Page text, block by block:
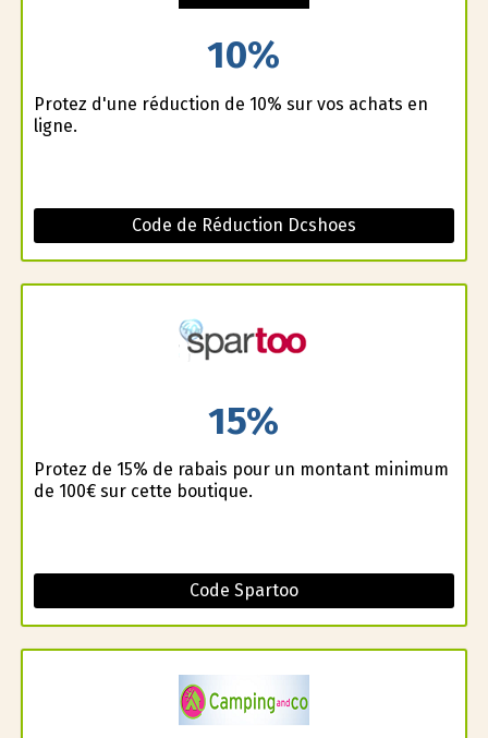
10%
Profitez d'une réduction de 10% sur vos achats en
ligne.
Code de Réduction Dcshoes
15%
Profitez de 15% de rabais pour un montant minimum
de 100€ sur cette boutique.
Code Spartoo